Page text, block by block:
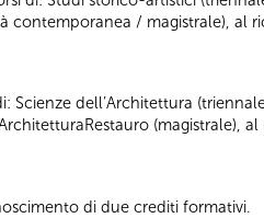
contemporanea / magistrale), al
Scienze dell’Architettura
(magistrale),
di due crediti formativi.